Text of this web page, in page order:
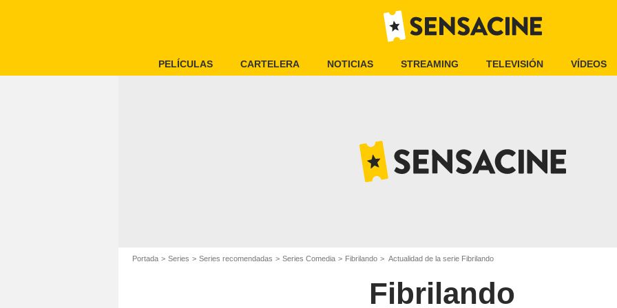
PELÍCULAS CARTELERA NOTICIAS STREAMING TELEVISIÓN VÍDEOS
Portada Series Series recomendadas Series Comedia Fibrilando Actualidad de la serie Fibrilando
Fibrilando